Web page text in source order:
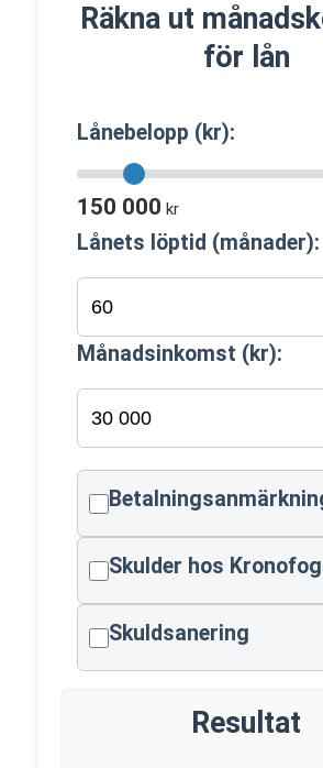
Räkna ut
för lån
Lånebelopp (kr):
150 000 kr
Lånets löptid (månader):
Månadsinkomst (kr):
Skulder hos
Skuldsanering
Resultat